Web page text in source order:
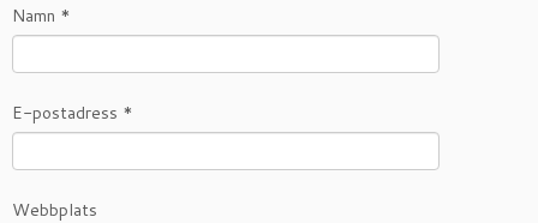
Namn *
E-postadress *
Webbplats